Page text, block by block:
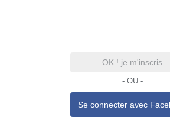
OK ! je m'inscris
- OU -
Se connecter avec